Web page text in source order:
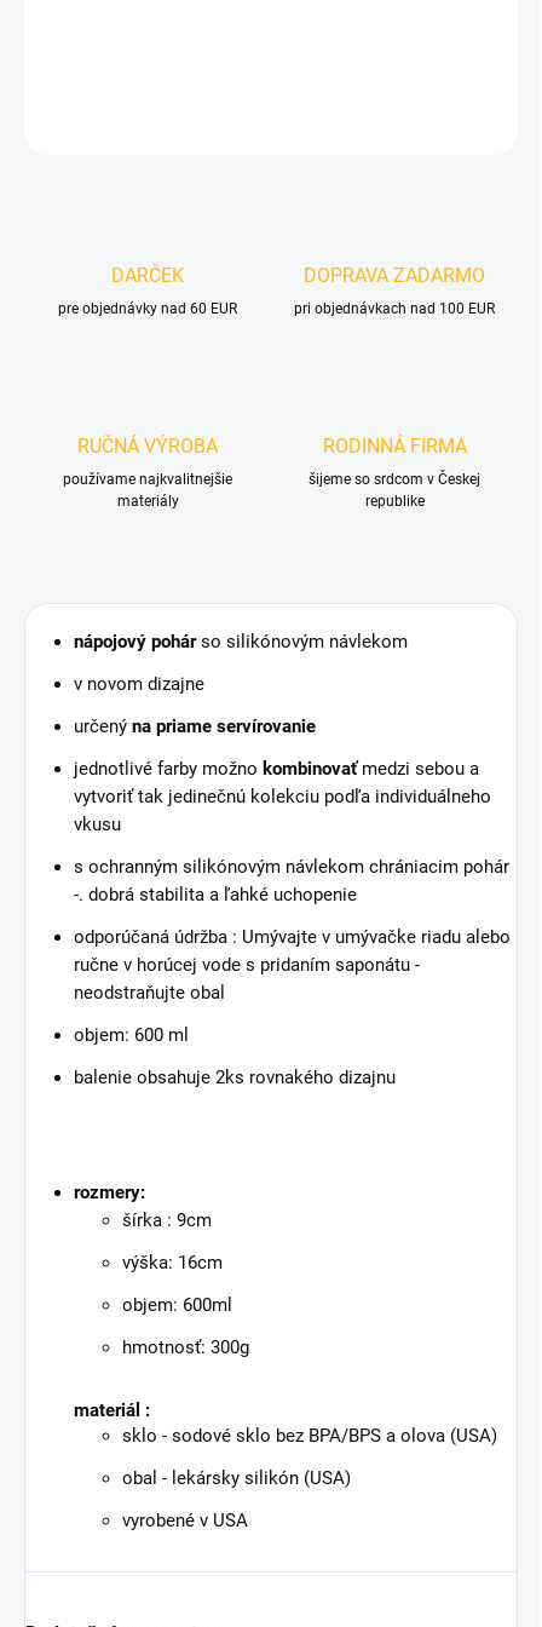
DARČEK
pre objednávky nad 60 EUR
DOPRAVA ZADARMO
pri objednávkach nad 100 EUR
RUČNÁ VÝROBA
používame najkvalitnejšie
materiály
RODINNÁ FIRMA
šijeme so srdcom v Českej
republike
nápojový pohárso silikónovým návlekom
v novom dizajne
určený na priame servírovanie
jednotlivé farby možno kombinovaťmedzi sebou a
vytvoriť tak jedinečnú kolekciu podľa individuálneho
vkusu
s ochranným silikónovým návlekom chrániacim pohár
-. dobrá stabilita a ľahké uchopenie
odporúčaná údržba : Umývajte v umývačke riadu alebo
ručne v horúcej vode s pridaním saponátu -
neodstraňujte obal
objem: 600 ml
balenie obsahuje 2ks rovnakého dizajnu
rozmery:
šírka : 9cm
výška: 16cm
objem: 600ml
hmotnosť: 300g
materiál :
sklo - sodové sklo bez BPA/BPS a olova (USA)
obal - lekársky silikón (USA)
vyrobené v USA